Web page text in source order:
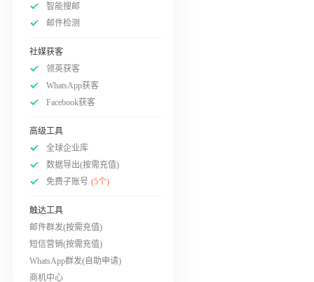
智能搜邮
邮件检测
社媒获客
领英获客
WhatsApp获客
Facebook获客
高级工具
全球企业库
数据导出(按需充值)
免费子账号 (5个)
触达工具
邮件群发(按需充值)
短信营销(按需充值)
WhatsApp群发(自助申请)
商机中心